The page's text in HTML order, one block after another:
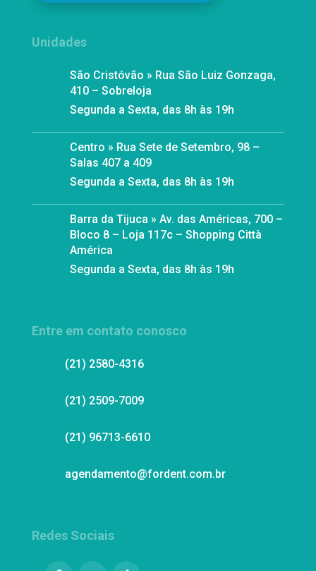
Unidades
São Cristóvão » Rua São Luiz Gonzaga,
410 – Sobreloja
Segunda a Sexta, das 8h às 19h
Centro » Rua Sete de Setembro, 98 –
Salas 407 a 409
Segunda a Sexta, das 8h às 19h
Barra da Tijuca » Av. das Américas, 700 –
Bloco 8 – Loja 117c – Shopping Città
América
Segunda a Sexta, das 8h às 19h
Entre em contato conosco
(21) 2580-4316
(21) 2509-7009
(21) 96713-6610
agendamento@fordent.com.br
Redes Sociais